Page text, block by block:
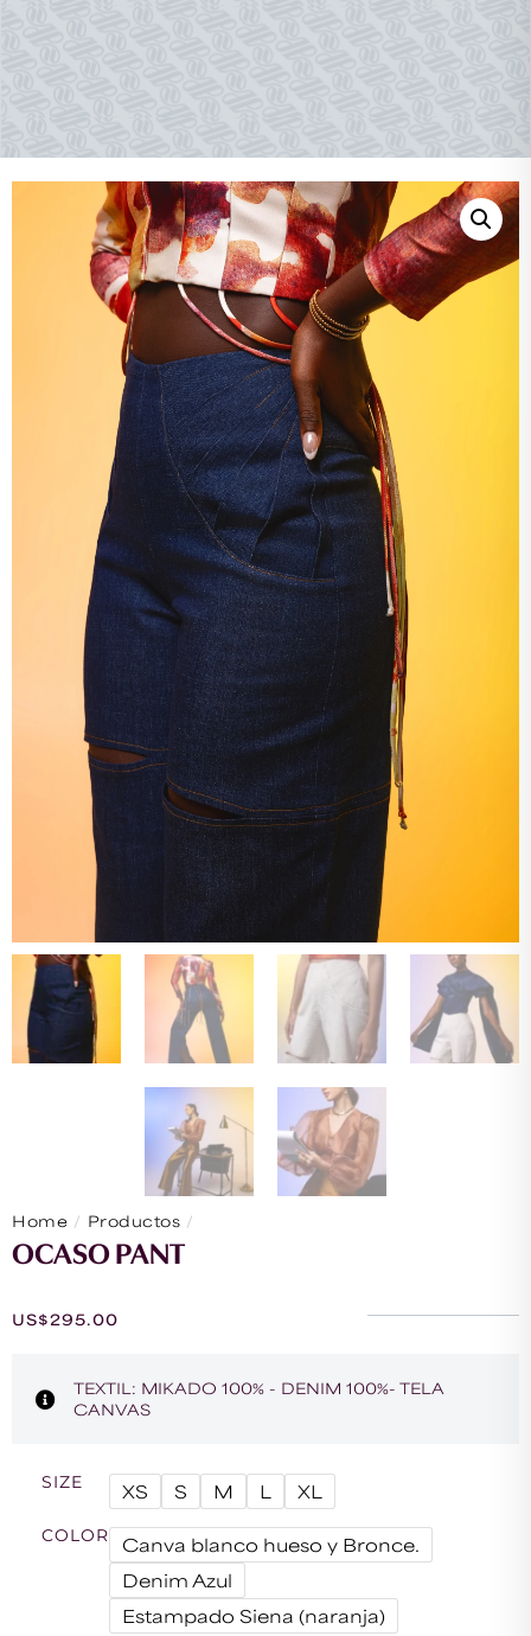
Home / Productos /
OCASO PANT
US$295.00
TEXTIL: MIKADO 100% - DENIM 100%- TELA
CANVAS
SIZE XS S M L XL
COLOR
Canva blanco hueso y Bronce.
Denim Azul
Estampado Siena (naranja)